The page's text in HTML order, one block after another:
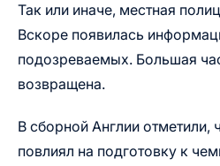
Так или иначе, местная
Вскоре появилась
подозреваемых. Большая
возвращена.
В сборной Англии отметили,
повлиял на подготовку к